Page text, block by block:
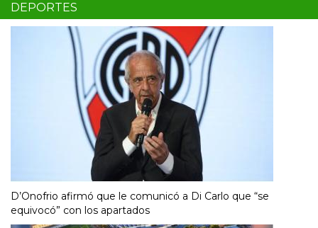
DEPORTES
D’Onofrio afirmó que le comunicó a Di Carlo que “se
equivocó” con los apartados